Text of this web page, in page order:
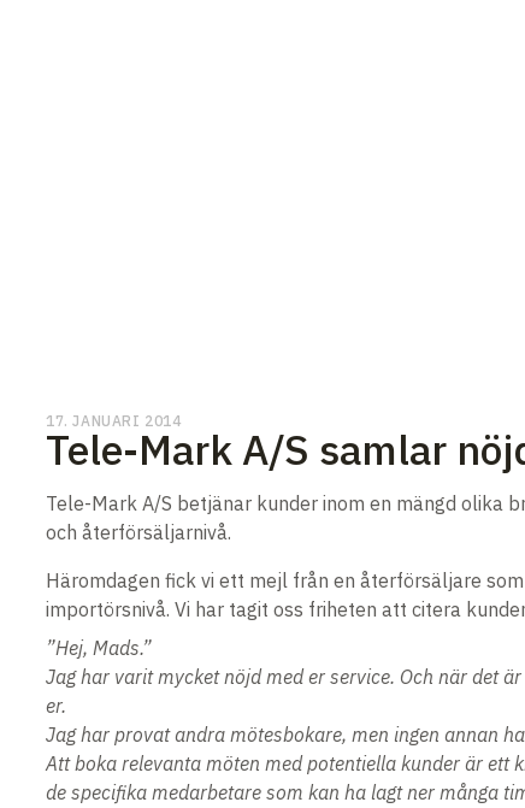
17. JANUARI 2014
Tele-Mark A/S samlar
Tele-Mark A/S betjänar kunder inom en mängd olika
och återförsäljarnivå.
Häromdagen fick vi ett mejl från en återförsäljare
importörsnivå. Vi har tagit oss friheten att citera
”Hej, Mads.”
Jag har varit mycket nöjd med er service. Och när det
er.
Jag har provat andra mötesbokare, men ingen annan
Att boka relevanta möten med potentiella kunder är
de specifika medarbetare som kan ha lagt ner många